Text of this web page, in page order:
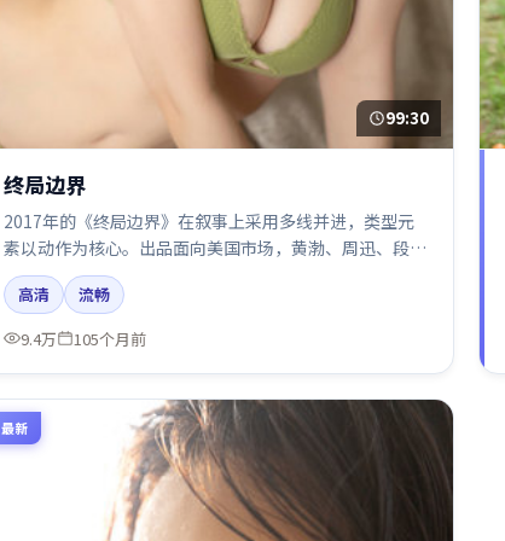
99:30
终局边界
2017年的《终局边界》在叙事上采用多线并进，类型元
素以动作为核心。出品面向美国市场，黄渤、周迅、段奕
宏所饰角色推动关键反转，结尾留白引发讨论。
高清
流畅
9.4万
105个月前
最新